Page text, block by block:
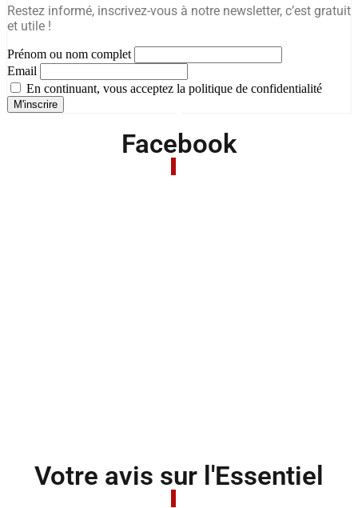
Restez informé, inscrivez-vous à notre newsletter, c’est gratuit
et utile !
Prénom ou nom complet
Email
En continuant, vous acceptez la politique de confidentialité
Facebook
Votre avis sur l'Essentiel